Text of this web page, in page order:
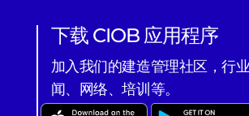
下载 CIOB 应用程序
加入我们的建造管理社区，行
闻、网络、培训等。